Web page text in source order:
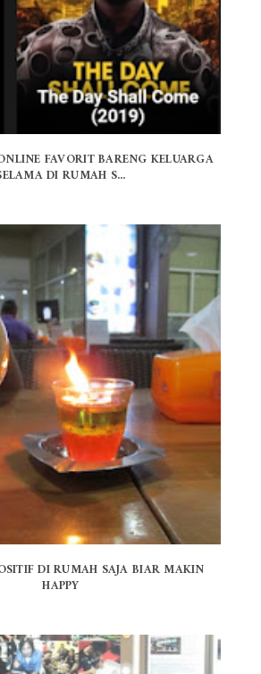
FAVORIT BARENG KELUARGA
DI RUMAH S...
DI RUMAH SAJA BIAR MAKIN
HAPPY